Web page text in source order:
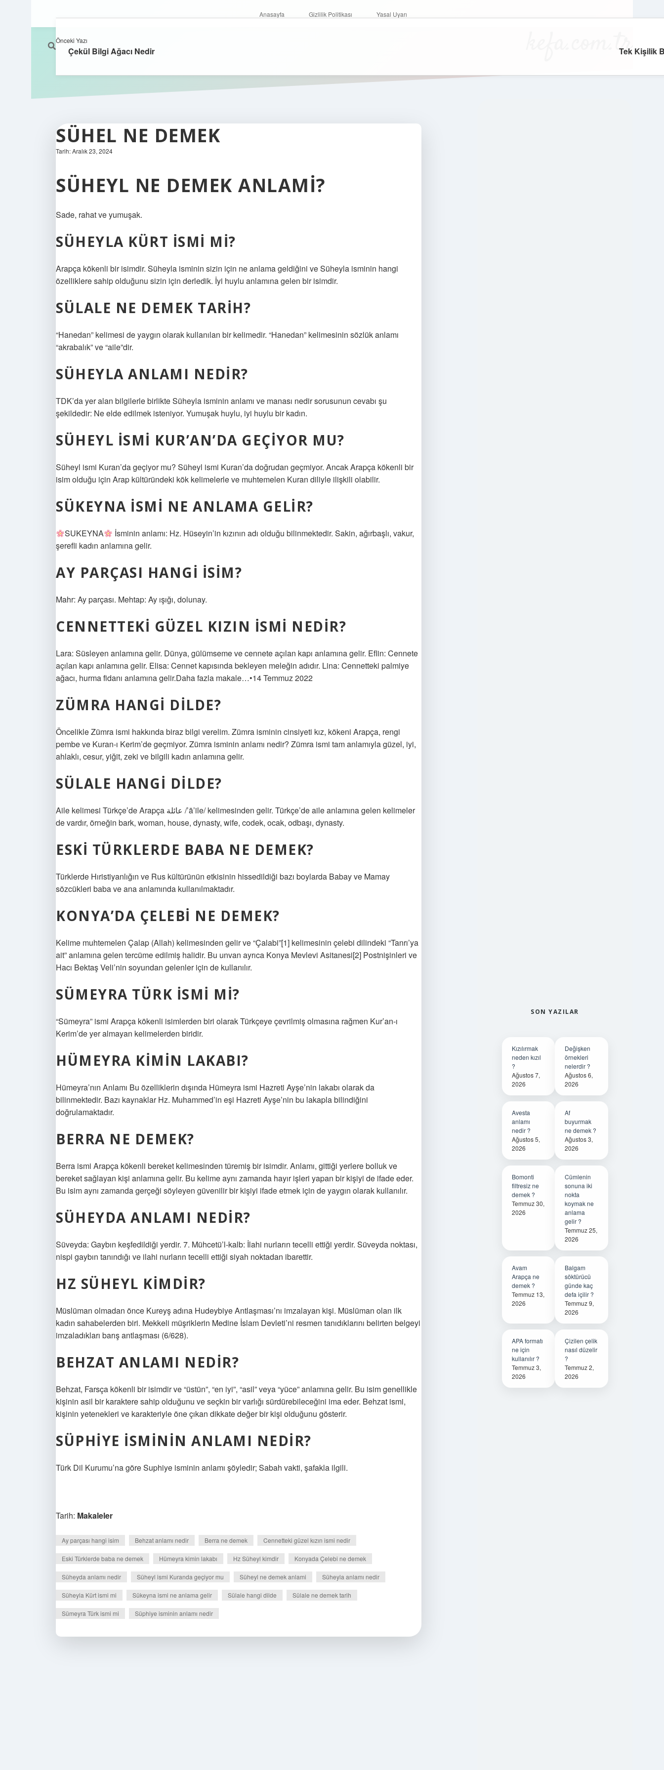
Anasayfa Gizlilik Politikası Yasal Uyarı
kefa.com.tr
SÜHEL NE DEMEK
Tarih: Aralık 23, 2024
SÜHEYL NE DEMEK ANLAMI?
Sade, rahat ve yumuşak.
SÜHEYLA KÜRT ISMI MI?
Arapça kökenli bir isimdir. Süheyla isminin sizin için ne anlama geldiğini ve Süheyla isminin hangi
özelliklere sahip olduğunu sizin için derledik. İyi huylu anlamına gelen bir isimdir.
SÜLALE NE DEMEK TARIH?
“Hanedan” kelimesi de yaygın olarak kullanılan bir kelimedir. “Hanedan” kelimesinin sözlük anlamı
“akrabalık” ve “aile”dir.
SÜHEYLA ANLAMI NEDIR?
TDK’da yer alan bilgilerle birlikte Süheyla isminin anlamı ve manası nedir sorusunun cevabı şu
şekildedir: Ne elde edilmek isteniyor. Yumuşak huylu, iyi huylu bir kadın.
SÜHEYL ISMI KUR’AN’DA GEÇIYOR MU?
Süheyl ismi Kuran’da geçiyor mu? Süheyl ismi Kuran’da doğrudan geçmiyor. Ancak Arapça kökenli bir
isim olduğu için Arap kültüründeki kök kelimelerle ve muhtemelen Kuran diliyle ilişkili olabilir.
SÜKEYNA ISMI NE ANLAMA GELIR?
SUKEYNA
İsminin anlamı: Hz. Hüseyin’in kızının adı olduğu bilinmektedir. Sakin, ağırbaşlı, vakur,
şerefli kadın anlamına gelir.
AY PARÇASI HANGI ISIM?
Mahr: Ay parçası. Mehtap: Ay ışığı, dolunay.
CENNETTEKI GÜZEL KIZIN ISMI NEDIR?
Lara: Süsleyen anlamına gelir. Dünya, gülümseme ve cennete açılan kapı anlamına gelir. Eflin: Cennete
açılan kapı anlamına gelir. Elisa: Cennet kapısında bekleyen meleğin adıdır. Lina: Cennetteki palmiye
ağacı, hurma fidanı anlamına gelir.Daha fazla makale…•14 Temmuz 2022
ZÜMRA HANGI DILDE?
Öncelikle Zümra ismi hakkında biraz bilgi verelim. Zümra isminin cinsiyeti kız, kökeni Arapça, rengi
pembe ve Kuran-ı Kerim’de geçmiyor. Zümra isminin anlamı nedir? Zümra ismi tam anlamıyla güzel, iyi,
ahlaklı, cesur, yiğit, zeki ve bilgili kadın anlamına gelir.
SÜLALE HANGI DILDE?
Aile kelimesi Türkçe’de Arapça عائلة /’ā’ile/ kelimesinden gelir. Türkçe’de aile anlamına gelen kelimeler
de vardır, örneğin bark, woman, house, dynasty, wife, codek, ocak, odbaşı, dynasty.
ESKI TÜRKLERDE BABA NE DEMEK?
Türklerde Hıristiyanlığın ve Rus kültürünün etkisinin hissedildiği bazı boylarda Babay ve Mamay
sözcükleri baba ve ana anlamında kullanılmaktadır.
KONYA’DA ÇELEBI NE DEMEK?
Kelime muhtemelen Çalap (Allah) kelimesinden gelir ve “Çalabi”[1] kelimesinin çelebi dilindeki “Tanrı’ya
ait” anlamına gelen tercüme edilmiş halidir. Bu unvan ayrıca Konya Mevlevi Asitanesi[2] Postnişinleri ve
Hacı Bektaş Veli’nin soyundan gelenler için de kullanılır.
SÜMEYRA TÜRK ISMI MI?
“Sümeyra” ismi Arapça kökenli isimlerden biri olarak Türkçeye çevrilmiş olmasına rağmen Kur’an-ı
Kerim’de yer almayan kelimelerden biridir.
HÜMEYRA KIMIN LAKABI?
Hümeyra’nın Anlamı Bu özelliklerin dışında Hümeyra ismi Hazreti Ayşe’nin lakabı olarak da
bilinmektedir. Bazı kaynaklar Hz. Muhammed’in eşi Hazreti Ayşe’nin bu lakapla bilindiğini
doğrulamaktadır.
BERRA NE DEMEK?
Berra ismi Arapça kökenli bereket kelimesinden türemiş bir isimdir. Anlamı, gittiği yerlere bolluk ve
bereket sağlayan kişi anlamına gelir. Bu kelime aynı zamanda hayır işleri yapan bir kişiyi de ifade eder.
Bu isim aynı zamanda gerçeği söyleyen güvenilir bir kişiyi ifade etmek için de yaygın olarak kullanılır.
SÜHEYDA ANLAMI NEDIR?
Süveyda: Gaybın keşfedildiği yerdir. 7. Mühcetü’l-kalb: İlahi nurların tecelli ettiği yerdir. Süveyda noktası,
nispi gaybın tanındığı ve ilahi nurların tecelli ettiği siyah noktadan ibarettir.
HZ SÜHEYL KIMDIR?
Müslüman olmadan önce Kureyş adına Hudeybiye Antlaşması’nı imzalayan kişi. Müslüman olan ilk
kadın sahabelerden biri. Mekkeli müşriklerin Medine İslam Devleti’ni resmen tanıdıklarını belirten belgeyi
imzaladıkları barış antlaşması (6/628).
BEHZAT ANLAMI NEDIR?
Behzat, Farsça kökenli bir isimdir ve “üstün”, “en iyi”, “asil” veya “yüce” anlamına gelir. Bu isim genellikle
kişinin asil bir karaktere sahip olduğunu ve seçkin bir varlığı sürdürebileceğini ima eder. Behzat ismi,
kişinin yetenekleri ve karakteriyle öne çıkan dikkate değer bir kişi olduğunu gösterir.
SÜPHIYE ISMININ ANLAMI NEDIR?
Türk Dil Kurumu’na göre Suphiye isminin anlamı şöyledir; Sabah vakti, şafakla ilgili.
Tarih: Makaleler
Ay parçası hangi isim Behzat anlamı nedir Berra ne demek Cennetteki güzel kızın ismi nedir
Eski Türklerde baba ne demek Hümeyra kimin lakabı Hz Süheyl kimdir Konyada Çelebi ne demek
Süheyda anlamı nedir Süheyl ismi Kuranda geçiyor mu Süheyl ne demek anlami Süheyla anlamı nedir
Süheyla Kürt ismi mi Sükeyna ismi ne anlama gelir Sülale hangi dilde Sülale ne demek tarih
Sümeyra Türk ismi mi Süphiye isminin anlamı nedir
Önceki Yazı
Çekül Bilgi Ağacı Nedir Tek Kişilik
SON YAZILAR
Kızılırmak
neden kızıl
?
Ağustos 7,
2026
Değişken
örnekleri
nelerdir ?
Ağustos 6,
2026
Avesta
anlamı
nedir ?
Ağustos 5,
2026
Af
buyurmak
ne demek ?
Ağustos 3,
2026
Bomonti
filtresiz ne
demek ?
Temmuz 30,
2026
Cümlenin
sonuna iki
nokta
koymak ne
anlama
gelir ?
Temmuz 25,
2026
Avam
Arapça ne
demek ?
Temmuz 13,
2026
Balgam
söktürücü
günde kaç
defa içilir ?
Temmuz 9,
2026
APA formatı
ne için
kullanılır ?
Temmuz 3,
2026
Çizilen çelik
nasıl düzelir
?
Temmuz 2,
2026